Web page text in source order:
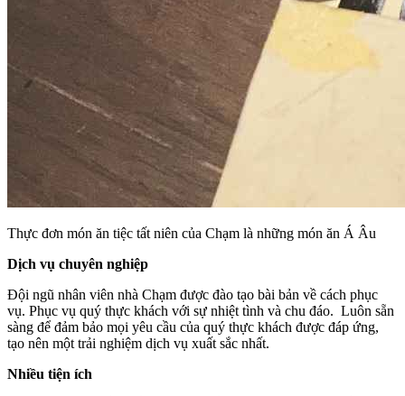
Thực đơn món ăn tiệc tất niên của Chạm là những món ăn Á Âu
Dịch vụ chuyên nghiệp
Đội ngũ nhân viên nhà Chạm được đào tạo bài bản về cách phục
vụ. Phục vụ quý thực khách với sự nhiệt tình và chu đáo. Luôn sẵn
sàng để đảm bảo mọi yêu cầu của quý thực khách được đáp ứng,
tạo nên một trải nghiệm dịch vụ xuất sắc nhất.
Nhiều tiện ích